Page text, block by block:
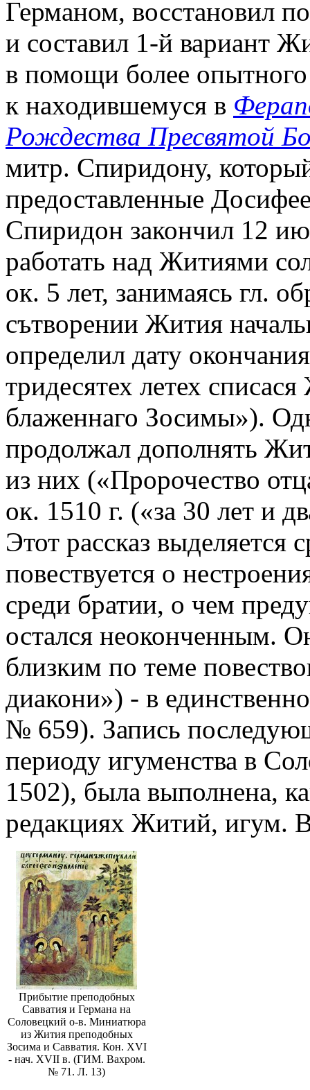
Германом, восстановил
и составил 1-й вариант
в помощи более
к находившемуся в
Рождества Пресвятой
митр. Спиридону,
предоставленные
Спиридон закончил 12
работать над Житиями
ок. 5 лет, занимаясь гл.
сътворении Жития
определил дату
тридесятех летех
блаженнаго Зосимы»).
продолжал дополнять
из них («Пророчество
ок. 1510 г. («за 30 лет и
Этот рассказ выделяется
повествуется о
среди братии, о чем
остался неоконченным.
близким по теме
диакони») - в
№ 659). Запись
периоду игуменства в
1502), была выполнена,
редакциях Житий, игум.
Прибытие преподобных
Савватия и Германа на
Соловецкий о-в. Миниатюра
из Жития преподобных
Зосима и Савватия. Кон. XVI
- нач. XVII в. (ГИМ. Вахром.
№ 71. Л. 13)